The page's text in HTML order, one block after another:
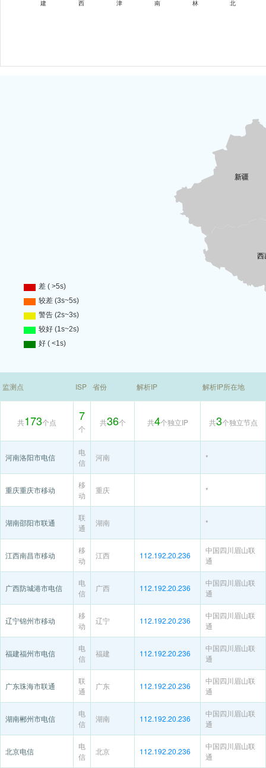
监测点 ISP 省份 解析IP 解析IP所在地
共173个点 7
个
共36个 共4个独立IP 共3个独立节点
河南洛阳市电信
电
信
河南 *
重庆重庆市移动
移
动
重庆 *
湖南邵阳市联通
联
通
湖南 *
江西南昌市移动
移
动
江西 112.192.20.236
中国四川眉山联
通
广西防城港市电信
电
信
广西 112.192.20.236
中国四川眉山联
通
辽宁锦州市移动
移
动
辽宁 112.192.20.236
中国四川眉山联
通
福建福州市电信
电
信
福建 112.192.20.236
中国四川眉山联
通
广东珠海市联通
联
通
广东 112.192.20.236
中国四川眉山联
通
湖南郴州市电信
电
信
湖南 112.192.20.236
中国四川眉山联
通
北京电信
电
信
北京 112.192.20.236
中国四川眉山联
通